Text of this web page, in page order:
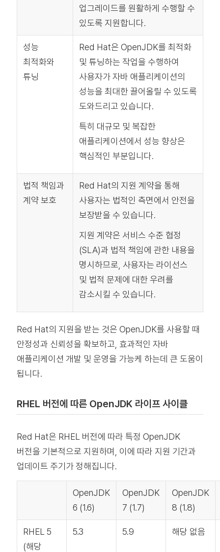
업그레이드를 원활하게 수행할 수
있도록 지원합니다.
성능
최적화와
튜닝
Red Hat은 OpenJDK를 최적화
및 튜닝하는 작업을 수행하여
사용자가 자바 애플리케이션의
성능을 최대한 끌어올릴 수 있도록
도와드리고 있습니다.
특히 대규모 및 복잡한
애플리케이션에서 성능 향상은
핵심적인 부분입니다.
법적 책임과
계약 보호
Red Hat의 지원 계약을 통해
사용자는 법적인 측면에서 안전을
보장받을 수 있습니다.
지원 계약은 서비스 수준 협정
(SLA)과 법적 책임에 관한 내용을
명시하므로, 사용자는 라이선스
및 법적 문제에 대한 우려를
감소시킬 수 있습니다.
Red Hat의 지원을 받는 것은 OpenJDK를 사용할 때
안정성과 신뢰성을 확보하고, 효과적인 자바
애플리케이션 개발 및 운영을 가능케 하는데 큰 도움이
됩니다.
RHEL 버전에 따른 OpenJDK 라이프 사이클
Red Hat은 RHEL 버전에 따라 특정 OpenJDK
버전을 기본적으로 지원하며, 이에 따라 지원 기간과
업데이트 주기가 정해집니다.
OpenJDK
6 (1.6)
OpenJDK
7 (1.7)
OpenJDK
8 (1.8)
RHEL 5
(해당
5.3 5.9 해당 없음